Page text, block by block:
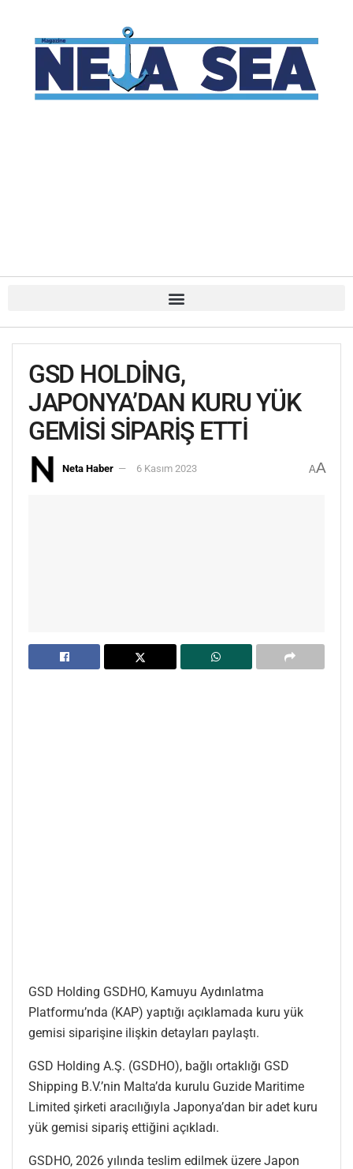
GSD HOLDİNG,
JAPONYA’DAN KURU YÜK
GEMİSİ SİPARİŞ ETTİ
Neta Haber 6 Kasım 2023 AA
GSD Holding GSDHO, Kamuyu Aydınlatma
Platformu’nda (KAP) yaptığı açıklamada kuru yük
gemisi siparişine ilişkin detayları paylaştı.
GSD Holding A.Ş. (GSDHO), bağlı ortaklığı GSD
Shipping B.V.’nin Malta’da kurulu Guzide Maritime
Limited şirketi aracılığıyla Japonya’dan bir adet kuru
yük gemisi sipariş ettiğini açıkladı.
GSDHO, 2026 yılında teslim edilmek üzere Japon